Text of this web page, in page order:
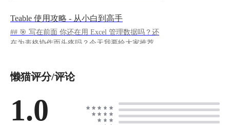
Teable 使用攻略 - 从小白到高手
## 🎯 写在前面 你还在用 Excel 管理数据吗？还
在为表格协作而头疼吗？今天我要给大家推荐一
ycat.app.teable ## 🤔 Teable 到底是什么？ 别被那
**。你可以把它想象成： - Excel + 数据库 = - 支
持多人实时协作的智能表格 - 自带 AI 功能的数
懒猫评分/评论
1.0